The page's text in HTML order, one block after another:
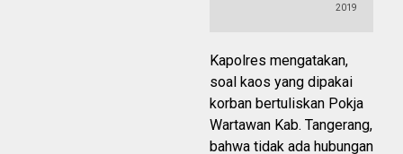
2019
Kapolres mengatakan,
soal kaos yang dipakai
korban bertuliskan Pokja
Wartawan Kab. Tangerang,
bahwa tidak ada hubungan